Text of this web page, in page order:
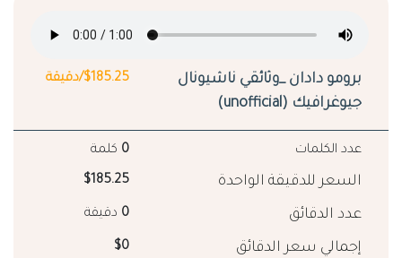
برومو دادان _وثائقي ناشيونال
جيوغرافيك (unofficial)
$185.25/دقيقة
عدد الكلمات 0 كلمة
السعر للدقيقة الواحدة $185.25
عدد الدقائق 0 دقيقة
إجمالي سعر الدقائق $0